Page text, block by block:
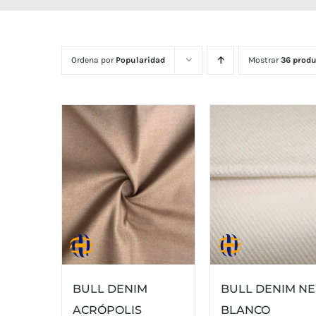
Ordena por Popularidad Mostrar36
BULL DENIM
ACRÓPOLIS
BULL DENIM
BLANCO